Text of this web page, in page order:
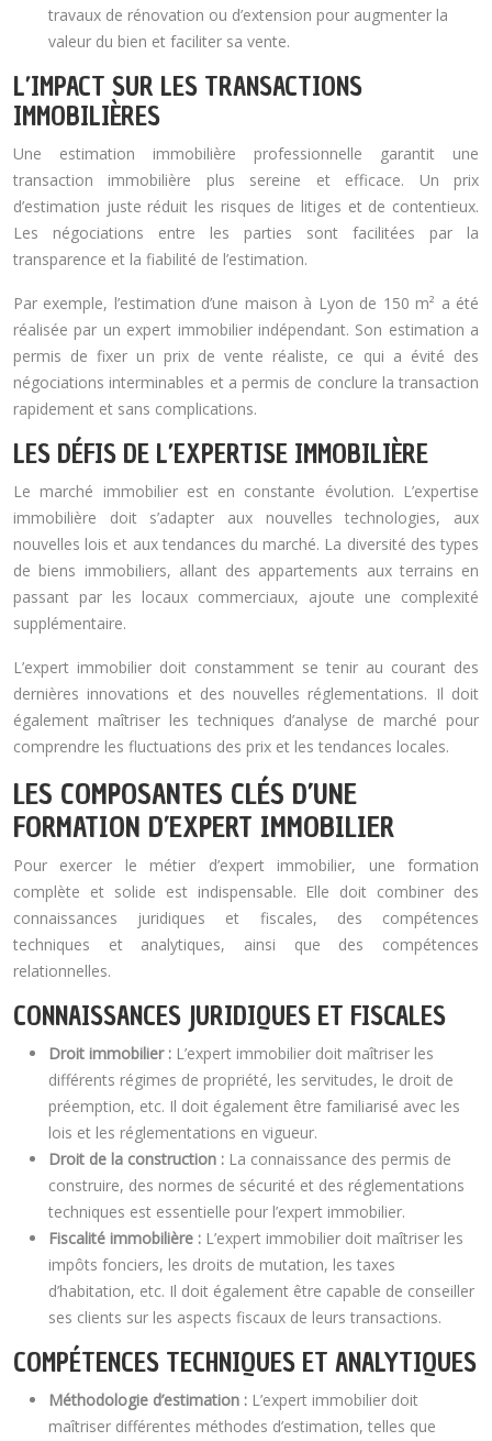
travaux de rénovation ou d’extension pour augmenter la
valeur du bien et faciliter sa vente.
L’IMPACT SUR LES TRANSACTIONS
IMMOBILIÈRES
Une estimation immobilière professionnelle garantit une
transaction immobilière plus sereine et efficace. Un prix
d’estimation juste réduit les risques de litiges et de contentieux.
Les négociations entre les parties sont facilitées par la
transparence et la fiabilité de l’estimation.
Par exemple, l’estimation d’une maison à Lyon de 150 m² a été
réalisée par un expert immobilier indépendant. Son estimation a
permis de fixer un prix de vente réaliste, ce qui a évité des
négociations interminables et a permis de conclure la transaction
rapidement et sans complications.
LES DÉFIS DE L’EXPERTISE IMMOBILIÈRE
Le marché immobilier est en constante évolution. L’expertise
immobilière doit s’adapter aux nouvelles technologies, aux
nouvelles lois et aux tendances du marché. La diversité des types
de biens immobiliers, allant des appartements aux terrains en
passant par les locaux commerciaux, ajoute une complexité
supplémentaire.
L’expert immobilier doit constamment se tenir au courant des
dernières innovations et des nouvelles réglementations. Il doit
également maîtriser les techniques d’analyse de marché pour
comprendre les fluctuations des prix et les tendances locales.
LES COMPOSANTES CLÉS D’UNE
FORMATION D’EXPERT IMMOBILIER
Pour exercer le métier d’expert immobilier, une formation
complète et solide est indispensable. Elle doit combiner des
connaissances juridiques et fiscales, des compétences
techniques et analytiques, ainsi que des compétences
relationnelles.
CONNAISSANCES JURIDIQUES ET FISCALES
Droit immobilier : L’expert immobilier doit maîtriser les
différents régimes de propriété, les servitudes, le droit de
préemption, etc. Il doit également être familiarisé avec les
lois et les réglementations en vigueur.
Droit de la construction : La connaissance des permis de
construire, des normes de sécurité et des réglementations
techniques est essentielle pour l’expert immobilier.
Fiscalité immobilière : L’expert immobilier doit maîtriser les
impôts fonciers, les droits de mutation, les taxes
d’habitation, etc. Il doit également être capable de conseiller
ses clients sur les aspects fiscaux de leurs transactions.
COMPÉTENCES TECHNIQUES ET ANALYTIQUES
Méthodologie d’estimation : L’expert immobilier doit
maîtriser différentes méthodes d’estimation, telles que